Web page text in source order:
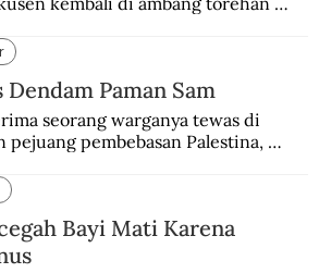
Dendam Paman Sam
seorang warganya tewas di
pejuang pembebasan Palestina,
Bayi Mati Karena